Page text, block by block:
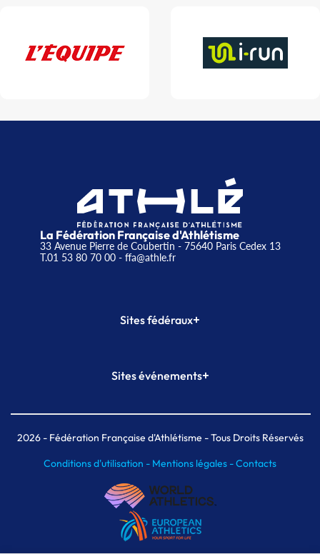
La Fédération Française d'Athlétisme
33 Avenue Pierre de Coubertin - 75640 Paris Cedex 13
T.01 53 80 70 00- ffa@athle.fr
Sites fédéraux+
Plateforme Formation
Sites événements+
Meeting de Paris indoor
MAIF Ekiden de Paris
2026- Fédération Française d'Athlétisme - Tous Droits Réservés
Conditions d'utilisation - Mentions légales -Contacts